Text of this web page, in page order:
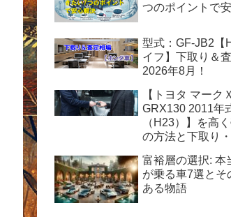
つのポイントで
型式：GF-JB2【
イフ】下取り＆
2026年8月！
【トヨタ マーク
GRX130 2011年
（H23）】を高
の方法と下取り
富裕層の選択: 本
が乗る車7選とそ
ある物語